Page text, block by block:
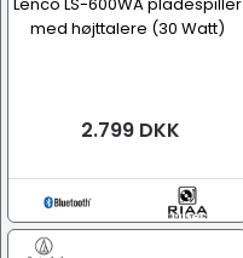
med højttalere (30 Watt)
2.799 DKK